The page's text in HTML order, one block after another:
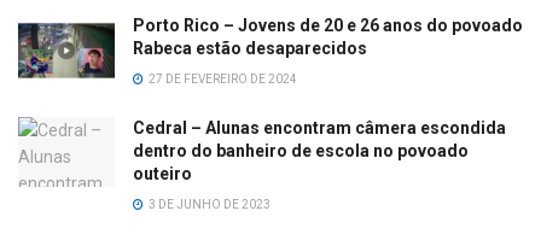
Porto Rico – Jovens de 20 e 26 anos do povoado
Rabeca estão desaparecidos
27 DE FEVEREIRO DE 2024
Cedral – Alunas encontram câmera escondida
dentro do banheiro de escola no povoado
outeiro
3 DE JUNHO DE 2023